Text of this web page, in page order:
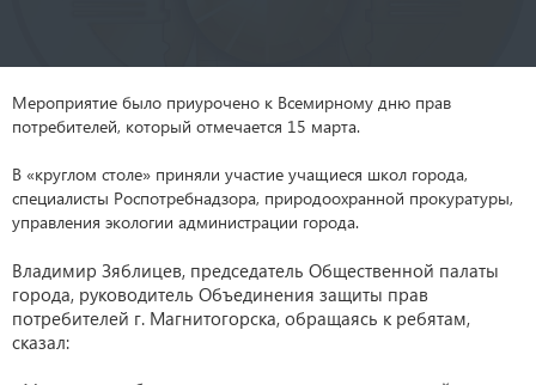
Мероприятие было приурочено к Всемирному дню прав
потребителей, который отмечается 15 марта.
В «круглом столе» приняли участие учащиеся школ города,
специалисты Роспотребнадзора, природоохранной прокуратуры,
управления экологии администрации города.
Владимир Зяблицев, председатель Общественной палаты
города, руководитель Объединения защиты прав
потребителей г. Магнитогорска, обращаясь к ребятам,
сказал: